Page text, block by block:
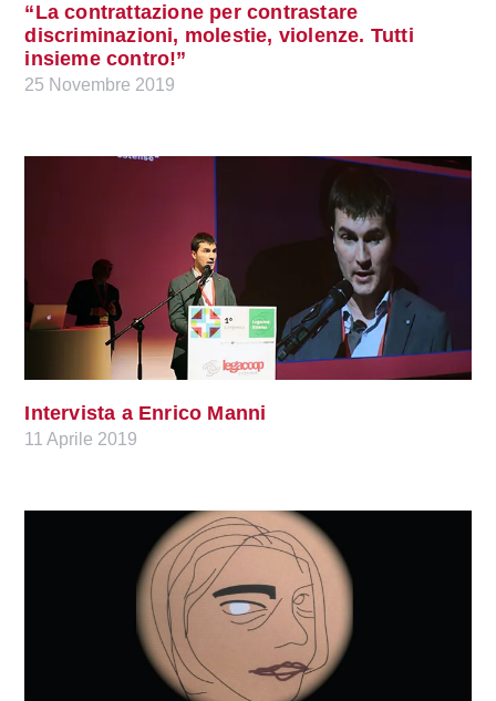
“La contrattazione per contrastare
discriminazioni, molestie, violenze. Tutti
insieme contro!”
25 Novembre 2019
Intervista a Enrico Manni
11 Aprile 2019